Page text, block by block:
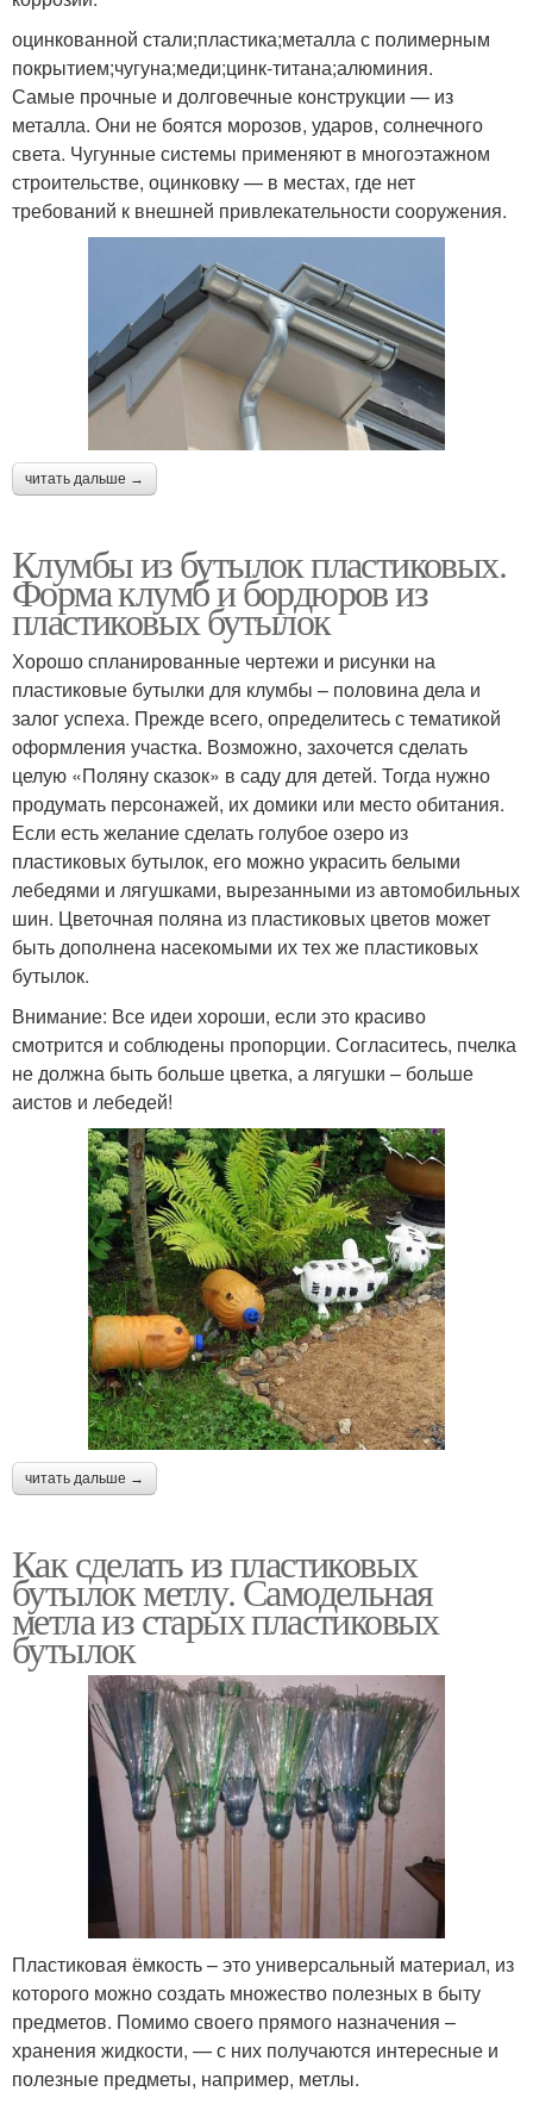
Бутылки для
утилизации
Горшки из пластиковых
бутылок
Кормушка из
пластиковой бутылки
Фонарики из бутылок
Бутылки в уникальные
поделки
Материалы кроме
пластиковой бутылки
оцинкованной стали;пластика;металла с полимерным
покрытием;чугуна;меди;цинк-титана;алюминия.
Самые прочные и долговечные конструкции — из
металла. Они не боятся морозов, ударов, солнечного
света. Чугунные системы применяют в многоэтажном
строительстве, оцинковку — в местах, где нет
требований к внешней привлекательности сооружения.
читать дальше →
Клумбы из бутылок пластиковых.
Форма клумб и бордюров из
пластиковых бутылок
Хорошо спланированные чертежи и рисунки на
пластиковые бутылки для клумбы – половина дела и
залог успеха. Прежде всего, определитесь с тематикой
оформления участка. Возможно, захочется сделать
целую «Поляну сказок» в саду для детей. Тогда нужно
продумать персонажей, их домики или место обитания.
Если есть желание сделать голубое озеро из
пластиковых бутылок, его можно украсить белыми
лебедями и лягушками, вырезанными из автомобильных
шин. Цветочная поляна из пластиковых цветов может
быть дополнена насекомыми их тех же пластиковых
бутылок.
Внимание: Все идеи хороши, если это красиво
смотрится и соблюдены пропорции. Согласитесь, пчелка
не должна быть больше цветка, а лягушки – больше
аистов и лебедей!
читать дальше →
Как сделать из пластиковых
бутылок метлу. Самодельная
метла из старых пластиковых
бутылок
Пластиковая ёмкость – это универсальный материал, из
которого можно создать множество полезных в быту
предметов. Помимо своего прямого назначения –
хранения жидкости, — с них получаются интересные и
полезные предметы, например, метлы.